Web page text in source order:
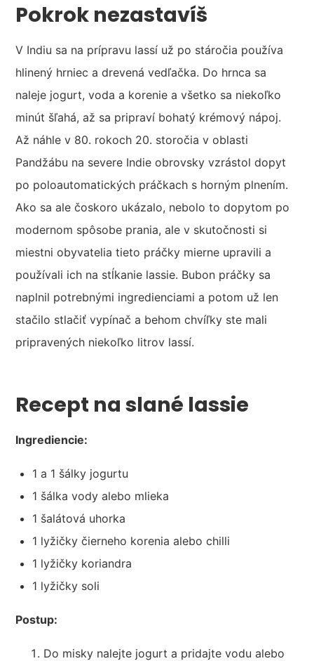
Pokrok nezastavíš
V Indiu sa na prípravu lassí už po stáročia používa
hlinený hrniec a drevená vedľačka. Do hrnca sa
naleje jogurt, voda a korenie a všetko sa niekoľko
minút šľahá, až sa pripraví bohatý krémový nápoj.
Až náhle v 80. rokoch 20. storočia v oblasti
Pandžábu na severe Indie obrovsky vzrástol dopyt
po poloautomatických práčkach s horným plnením.
Ako sa ale čoskoro ukázalo, nebolo to dopytom po
modernom spôsobe prania, ale v skutočnosti si
miestni obyvatelia tieto práčky mierne upravili a
používali ich na stĺkanie lassie. Bubon práčky sa
naplnil potrebnými ingredienciami a potom už len
stačilo stlačiť vypínač a behom chvíľky ste mali
pripravených niekoľko litrov lassí.
Recept na slané lassie
Ingrediencie:
1 a 1 šálky jogurtu
1 šálka vody alebo mlieka
1 šalátová uhorka
1 lyžičky čierneho korenia alebo chilli
1 lyžičky koriandra
1 lyžičky soli
Postup:
Do misky nalejte jogurt a pridajte vodu alebo